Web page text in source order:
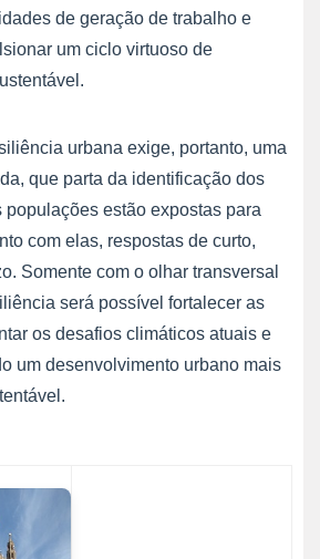
de geração de trabalho e
um ciclo virtuoso de
urbana exige, portanto, uma
que parta da identificação dos
populações estão expostas para
com elas, respostas de curto,
Somente com o olhar transversal
será possível fortalecer as
os desafios climáticos atuais e
um desenvolvimento urbano mais